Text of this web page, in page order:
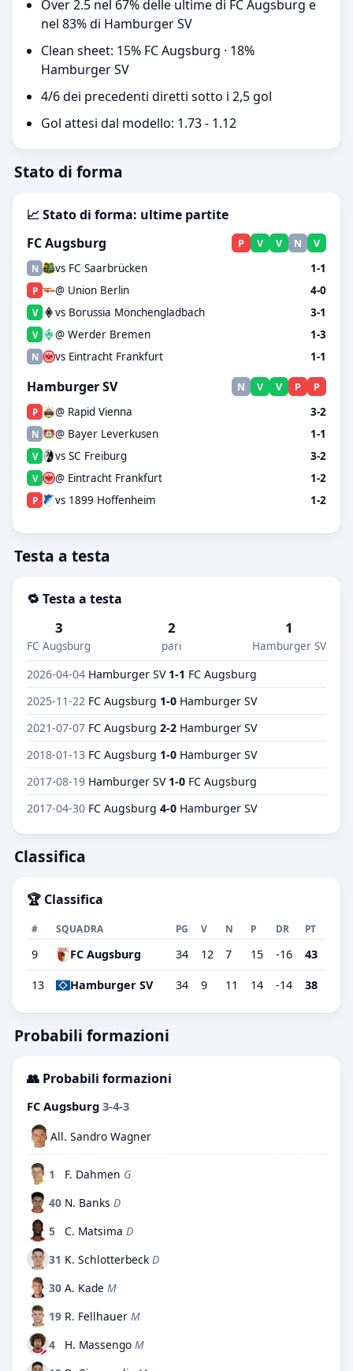
Over 2.5 nel 67% delle ultime di FC Augsburg e
nel 83% di Hamburger SV
Clean sheet: 15% FC Augsburg · 18%
Hamburger SV
4/6 dei precedenti diretti sotto i 2,5 gol
Gol attesi dal modello: 1.73 - 1.12
Stato di forma
📈 Stato di forma: ultime partite
FC Augsburg
P V V N V
N vs FC Saarbrücken 1-1
P @ Union Berlin 4-0
V vs Borussia Mönchengladbach 3-1
V @ Werder Bremen 1-3
N vs Eintracht Frankfurt 1-1
Hamburger SV N V V P P
P @ Rapid Vienna 3-2
N @ Bayer Leverkusen 1-1
V vs SC Freiburg 3-2
V @ Eintracht Frankfurt 1-2
P vs 1899 Hoffenheim 1-2
Testa a testa
🔁 Testa a testa
3
FC Augsburg
2
pari
1
Hamburger SV
2026-04-04 Hamburger SV 1-1 FC Augsburg
2025-11-22 FC Augsburg 1-0 Hamburger SV
2021-07-07 FC Augsburg 2-2 Hamburger SV
2018-01-13 FC Augsburg 1-0 Hamburger SV
2017-08-19 Hamburger SV 1-0 FC Augsburg
2017-04-30 FC Augsburg 4-0 Hamburger SV
Classifica
🏆 Classifica
# SQUADRA PG V N P DR PT
9 FC Augsburg 34 12 7 15 -16 43
13 Hamburger SV 34 9 11 14 -14 38
Probabili formazioni
👥 Probabili formazioni
FC Augsburg 3-4-3
All. Sandro Wagner
1 F. Dahmen G
40 N. Banks D
5
C. Matsima D
31 K. Schlotterbeck D
30 A. Kade M
19 R. Fellhauer M
4
H. Massengo M